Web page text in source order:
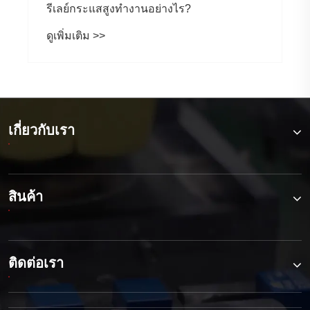
รีเลย์กระแสสูงทำงานอย่างไร?
ดูเพิ่มเติม >>
เกี่ยวกับเรา
สินค้า
ติดต่อเรา